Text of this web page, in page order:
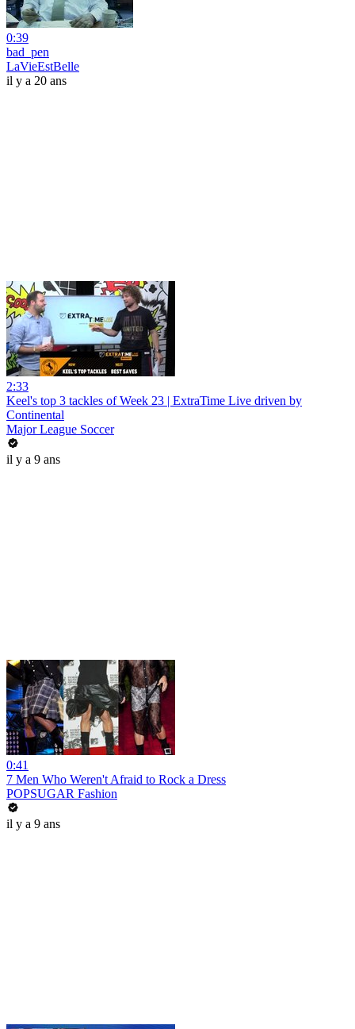
0:39
bad_pen
LaVieEstBelle
il y a 20 ans
2:33
Keel's top 3 tackles of Week 23 | ExtraTime Live driven by
Continental
Major League Soccer
il y a 9 ans
0:41
7 Men Who Weren't Afraid to Rock a Dress
POPSUGAR Fashion
il y a 9 ans